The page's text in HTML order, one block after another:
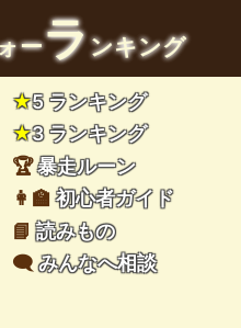
ーランキング
★5 ランキング
★3 ランキング
🏆暴走ルーン
👩‍🏫初心者ガイド
📘読みもの
🗨️みんなへ相談